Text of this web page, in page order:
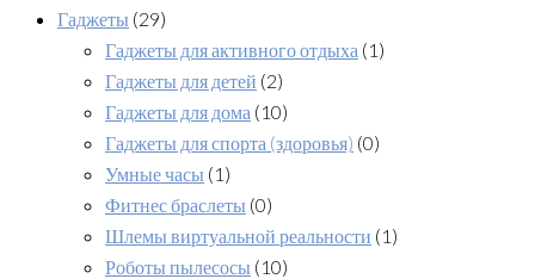
Гаджеты (29)
Гаджеты для активного отдыха (1)
Гаджеты для детей (2)
Гаджеты для дома (10)
Гаджеты для спорта (здоровья) (0)
Умные часы (1)
Фитнес браслеты (0)
Шлемы виртуальной реальности (1)
Роботы пылесосы (10)